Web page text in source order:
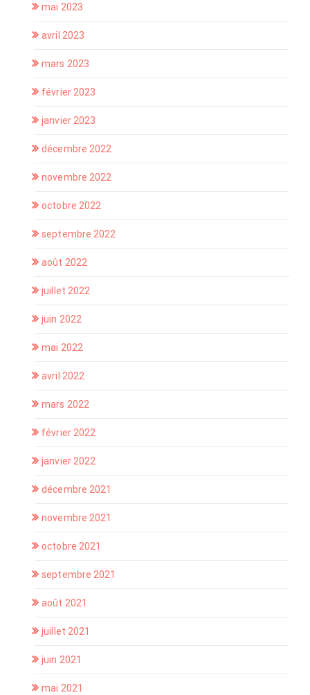
mai 2023
avril 2023
mars 2023
février 2023
janvier 2023
décembre 2022
novembre 2022
octobre 2022
septembre 2022
août 2022
juillet 2022
juin 2022
mai 2022
avril 2022
mars 2022
février 2022
janvier 2022
décembre 2021
novembre 2021
octobre 2021
septembre 2021
août 2021
juillet 2021
juin 2021
mai 2021